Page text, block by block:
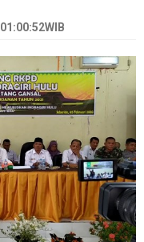
01:00:52WIB